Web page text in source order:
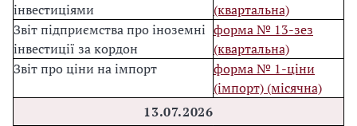
інвестиціями
(квартальна)
Звіт підприємства про іноземні
інвестиції за кордон
форма № 13-зез
(квартальна)
Звіт про ціни на імпорт
форма № 1-ціни
(імпорт) (місячна)
13.07.2026